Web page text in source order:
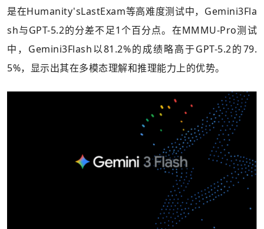
是在Humanity'sLastExam等高难度测试中，Gemini3Fla
sh与GPT-5.2的分差不足1个百分点。在MMMU-Pro测试
中，Gemini3Flash以81.2%的成绩略高于GPT-5.2的79.
5%，显示出其在多模态理解和推理能力上的优势。